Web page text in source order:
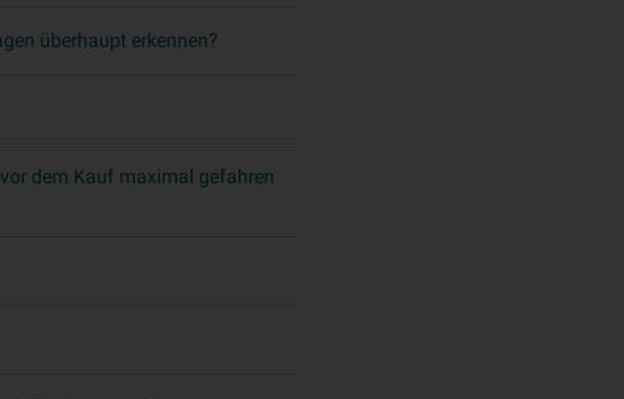
überhaupt erkennen?
dem Kauf maximal gefahren